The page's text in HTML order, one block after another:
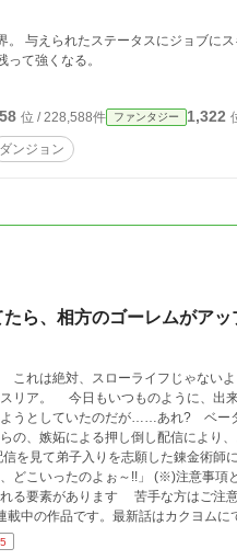
。 与えられたステータスにジョブに
て強くなる。
位 / 228,588件 ファンタジー 1,322
ダンジョン
ら、相方のゴーレムがア
、スローライフじゃないよ！！』 田舎で、錬金術師系配信者として、細
リア。 今日もいつものように、出
ようとしていたのだが……あれ? ベ
の、嫉妬による押し倒し配信によ
見て弟子入りを志願した錬金術師に、
注意事項と致しまして、この作品には若干ながらの「百合」「ガールズ
る要素があります 苦手な方はご注
載中の作品です。最新話はカクヨム